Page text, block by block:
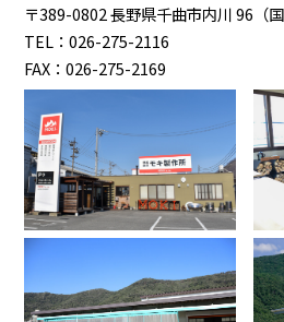
〒389-0802 長野県千曲市内川 96（国
TEL：026-275-2116
FAX：026-275-2169